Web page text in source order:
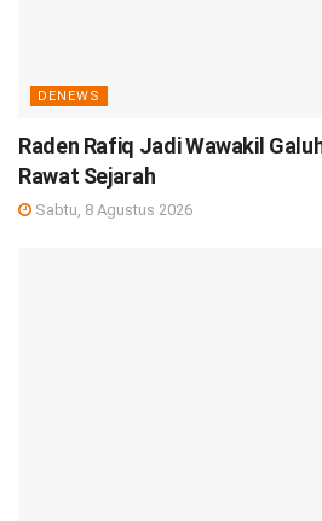
DENEWS
Raden Rafiq Jadi Wawakil
Rawat Sejarah
Sabtu, 8 Agustus 2026